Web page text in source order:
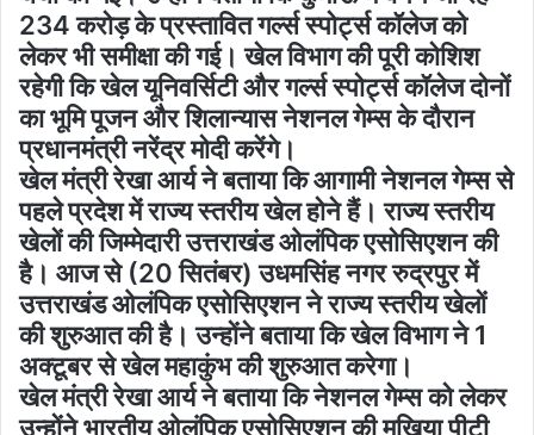
234 करोड़ के प्रस्तावित गर्ल्स स्पोर्ट्स कॉलेज को
लेकर भी समीक्षा की गई। खेल विभाग की पूरी कोशिश
रहेगी कि खेल यूनिवर्सिटी और गर्ल्स स्पोर्ट्स कॉलेज दोनों
का भूमि पूजन और शिलान्यास नेशनल गेम्स के दौरान
प्रधानमंत्री नरेंद्र मोदी करेंगे।
खेल मंत्री रेखा आर्य ने बताया कि आगामी नेशनल गेम्स से
पहले प्रदेश में राज्य स्तरीय खेल होने हैं। राज्य स्तरीय
खेलों की जिम्मेदारी उत्तराखंड ओलंपिक एसोसिएशन की
है। आज से (20 सितंबर) उधमसिंह नगर रुद्रपुर में
उत्तराखंड ओलंपिक एसोसिएशन ने राज्य स्तरीय खेलों
की शुरुआत की है। उन्होंने बताया कि खेल विभाग ने 1
अक्टूबर से खेल महाकुंभ की शुरुआत करेगा।
खेल मंत्री रेखा आर्य ने बताया कि नेशनल गेम्स को लेकर
उन्होंने भारतीय ओलंपिक एसोसिएशन की मुखिया पीटी